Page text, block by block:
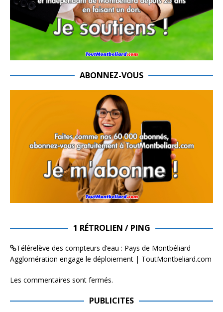
ABONNEZ-VOUS
1 RÉTROLIEN / PING
Télérelève des compteurs d’eau : Pays de Montbéliard
Agglomération engage le déploiement | ToutMontbeliard.com
Les commentaires sont fermés.
PUBLICITES